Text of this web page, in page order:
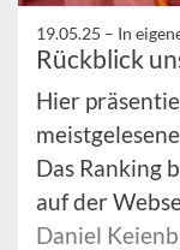
19.05.25 – In
Rückblick
Hier
Das Ranking
auf der
Daniel